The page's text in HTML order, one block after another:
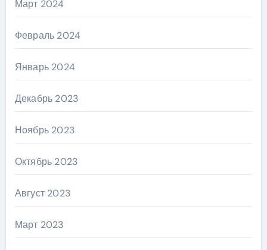
Март 2024
Февраль 2024
Январь 2024
Декабрь 2023
Ноябрь 2023
Октябрь 2023
Август 2023
Март 2023